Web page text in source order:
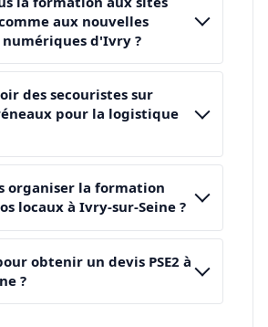
aux nouvelles
d'Ivry ?
des secouristes sur
pour la logistique
organiser la formation
locaux à Ivry-sur-Seine ?
obtenir un devis PSE2 à
?